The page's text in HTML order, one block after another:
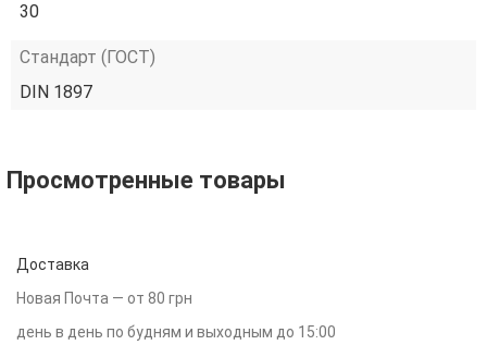
30
Стандарт (ГОСТ)
DIN 1897
Просмотренные товары
Доставка
Новая Почта — от 80 грн
день в день по будням и выходным до 15:00